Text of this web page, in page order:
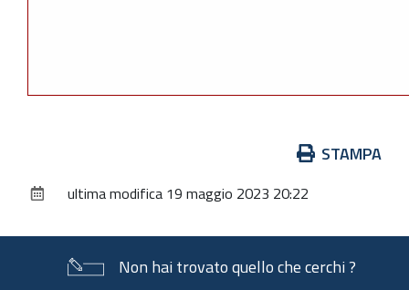
documento
STAMPA
ultima modifica 19 maggio 2023 20:22
Non hai trovato quello che cerchi ?